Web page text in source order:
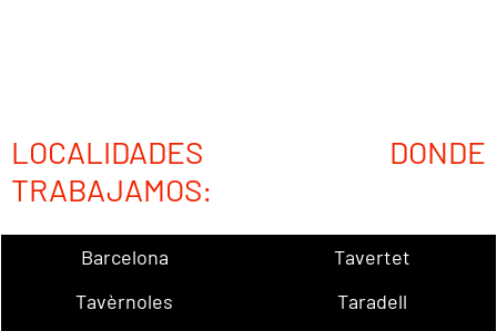
LOCALIDADES DONDE
TRABAJAMOS:
Barcelona
Tavertet
Tavèrnoles
Taradell